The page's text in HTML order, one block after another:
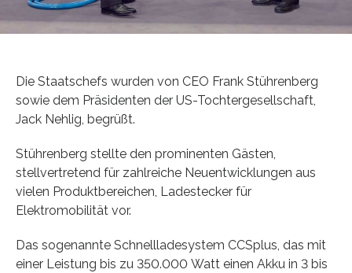
Die Staatschefs wurden von CEO Frank Stührenberg
sowie dem Präsidenten der US-Tochtergesellschaft,
Jack Nehlig, begrüßt.
Stührenberg stellte den prominenten Gästen,
stellvertretend für zahlreiche Neuentwicklungen aus
vielen Produktbereichen, Ladestecker für
Elektromobilität vor.
Das sogenannte Schnellladesystem CCSplus, das mit
einer Leistung bis zu 350.000 Watt einen Akku in 3 bis